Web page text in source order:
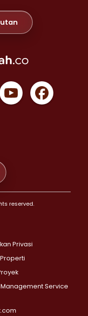
>
>
reserved.
Privasi
Management Service